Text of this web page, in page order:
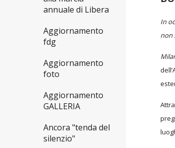
annuale di Libera
Aggiornamento
fdg
Aggiornamento
foto
Aggiornamento
GALLERIA
Ancora "tenda del
silenzio"
In
non